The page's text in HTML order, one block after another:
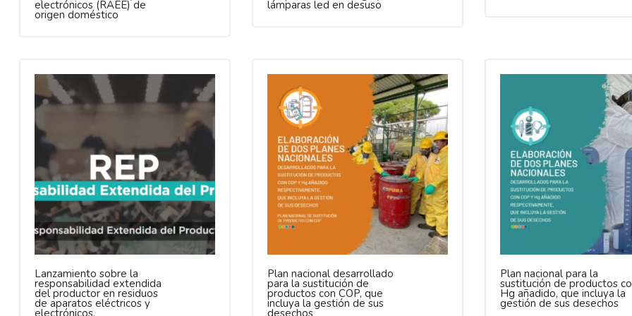
electrónicos (RAEE) de
origen doméstico
lámparas led en desuso
Lanzamiento sobre la
responsabilidad extendida
del productor en residuos
de aparatos eléctricos y
Plan nacional desarrollado
para la sustitución de
productos con COP, que
incluya la gestión de sus
Plan nacional para la
sustitución de productos
Hg añadido, que incluya la
gestión de sus desechos